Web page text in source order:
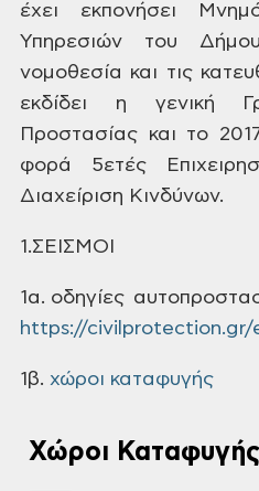
έχει εκπονήσει
Υπηρεσιών του
νομοθεσία και τις
εκδίδει η γενική
Προστασίας και το
φορά 5ετές
Διαχείριση Κινδύνων.
1.ΣΕΙΣΜΟΙ
1α. οδηγίες
https://civilprotection.gr/
1β. χώροι καταφυγής